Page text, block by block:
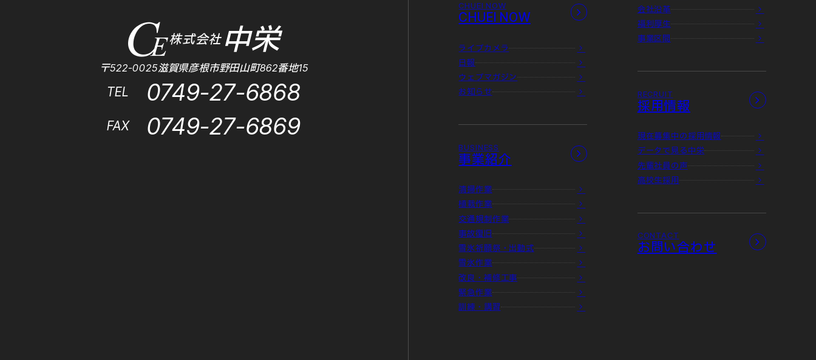
株式会社 中栄
〒522-0025滋賀県彦根市野田山町862番地15
TEL 0749-27-6868
FAX 0749-27-6869
CHUEI NOW
CHUEI NOW
ライブカメラ
日報
ウェブマガジン
お知らせ
BUSINESS
事業紹介
清掃作業
植栽作業
交通規制作業
事故復旧
雪氷祈願祭・出動式
雪氷作業
改良・補修工事
緊急作業
訓練・講習
会社沿革
福利厚生
事業区間
RECRUIT
採用情報
現在募集中の採用情報
データで見る中栄
先輩社員の声
高校生採用
CONTACT
お問い合わせ